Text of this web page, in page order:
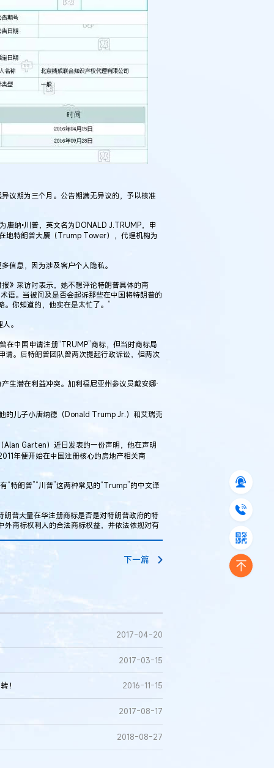
议期为三个月。公告期满无异议的，予以核准
唐纳•川普，英文名为DONALD J.TRUMP，申
地特朗普大厦（Trump Tower），代理机构为
信息，因为涉及客户个人隐私。
》采访时表示，她不想评论特朗普具体的商
语。当被问及是否会起诉那些在中国将特朗普的
。你知道的，他实在是太忙了。”
。
中国申请注册“TRUMP”商标，但当时商标局
请。后特朗普团队曾两次提起行政诉讼，但两次
生潜在利益冲突。加利福尼亚州参议员戴安娜·
的儿子小唐纳德（Donald Trump Jr.）和艾瑞克
Alan Garten）近日发表的一份声明，他在声明
年便开始在中国注册核心的房地产相关商
特朗普”“川普”这两种常见的“Trump”的中文译
普大量在华注册商标是否是对特朗普政府的特
外商标权利人的合法商标权益，并依法依规对有
下一篇
2017-04-20
2017-03-15
！ 2016-11-15
2017-08-17
2018-08-27